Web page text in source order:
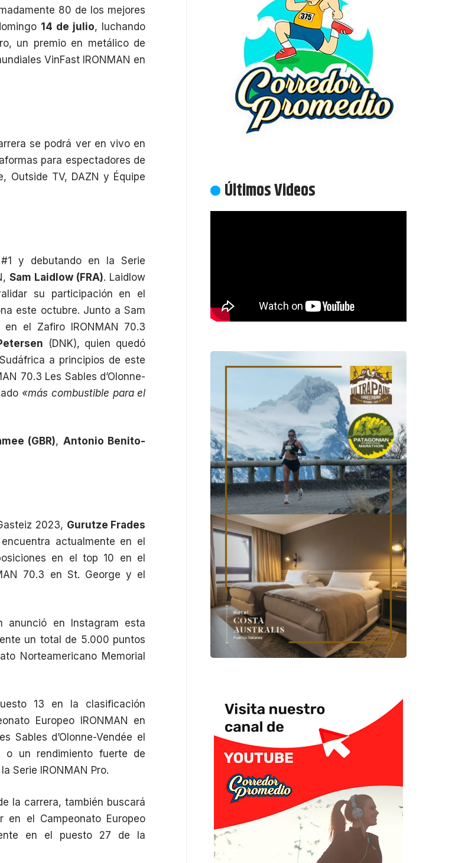
80 de los mejores
14 de julio, luchando
un premio en metálico de
VinFast IRONMAN en
se podrá ver en vivo en
para espectadores de
Outside TV, DAZN y Équipe
y debutando en la Serie
Sam Laidlow (FRA). Laidlow
su participación en el
este octubre. Junto a Sam
el Zafiro IRONMAN 70.3
(DNK), quien quedó
a principios de este
70.3 Les Sables d’Olonne-
«más combustible para el
(GBR), Antonio Benito-
2023, Gurutze Frades
actualmente en el
en el top 10 en el
70.3 en St. George y el
anunció en Instagram esta
un total de 5.000 puntos
Norteamericano Memorial
13 en la clasificación
Europeo IRONMAN en
Sables d’Olonne-Vendée el
o un rendimiento fuerte de
Serie IRONMAN Pro.
la carrera, también buscará
el Campeonato Europeo
en el puesto 27 de la
Últimos Videos